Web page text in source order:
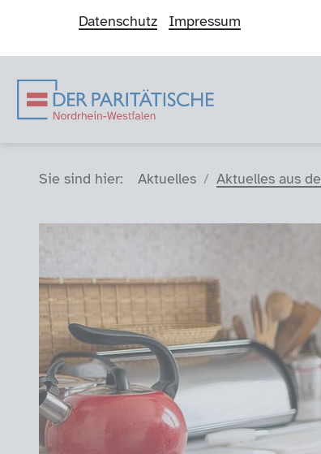
Datenschutz Impressum
Der Paritätische
Navigation
Sie sind hier: Aktuelles Aktuelles aus